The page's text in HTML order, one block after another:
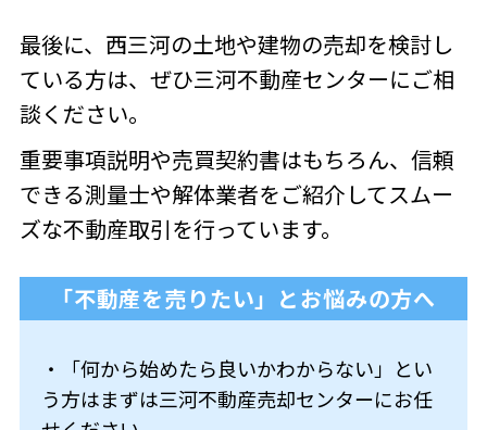
最後に、西三河の土地や建物の売却を検討し
ている方は、ぜひ三河不動産センターにご相
談ください。
重要事項説明や売買契約書はもちろん、信頼
できる測量士や解体業者をご紹介してスムー
ズな不動産取引を行っています。
「不動産を売りたい」とお悩みの方へ
・「何から始めたら良いかわからない」とい
う方はまずは三河不動産売却センターにお任